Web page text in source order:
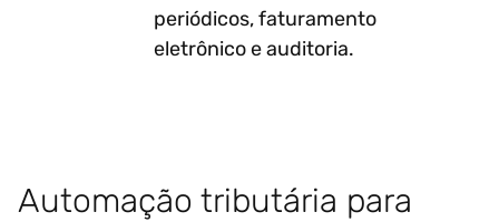
periódicos, faturamento
eletrônico e auditoria.
Automação tributária para